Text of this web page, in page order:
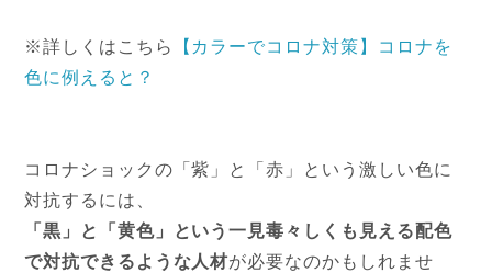
※詳しくはこちら
【カラーでコロナ対策】コロナを
色に例えると？
コロナショックの「紫」と「赤」という激しい色に
対抗するには、
「黒」と「黄色」という一見毒々しくも見える配色
で対抗できるような人材が必要なのかもしれませ